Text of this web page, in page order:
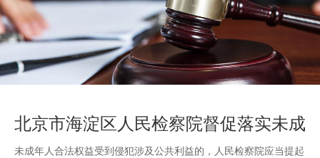
北京市海淀区人民检察院督促落实未成
年人禁烟保护案
未成年人合法权益受到侵犯涉及公共利益的，人民检察院应当提起